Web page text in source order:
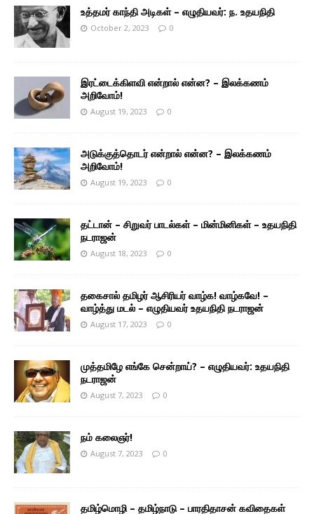
உத்தமர் காந்தி அடிகள் – எழுதியவர்: ந. உதயநிதி
October 2, 2023 0
இரட்டைக்கிளவி என்றால் என்ன? – இலக்கணம்
அறிவோம்!
August 19, 2023 0
அடுக்குத்தொடர் என்றால் என்ன? – இலக்கணம்
அறிவோம்!
August 19, 2023 0
தட்டான் – சிறுவர் பாடல்கள் – மின்மினிகள் – உதயநிதி
நடராஜன்
August 18, 2023 0
தகைசால் தமிழர் ஆசிரியர் வாழ்க! வாழ்கவே! –
வாழ்த்து மடல் – எழுதியவர் உதயநிதி நடராஜன்
August 17, 2023 0
முத்தமிழே எங்கே சென்றாய்? – எழுதியவர்: உதயநிதி
நடராஜன்
August 7, 2023 0
நம் கலைஞர்!
August 7, 2023 0
தமிழ்மொழி – தமிழ்நாடு – பாரதிதாசன் கவிதைகள்